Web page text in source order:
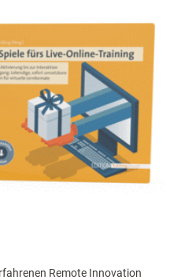
Remote Innovation